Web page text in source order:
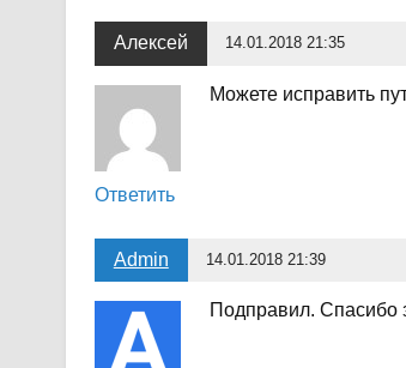
Алексей 14.01.2018 21:35
Можете исправить
Ответить
Admin 14.01.2018 21:39
Подправил. Спасибо